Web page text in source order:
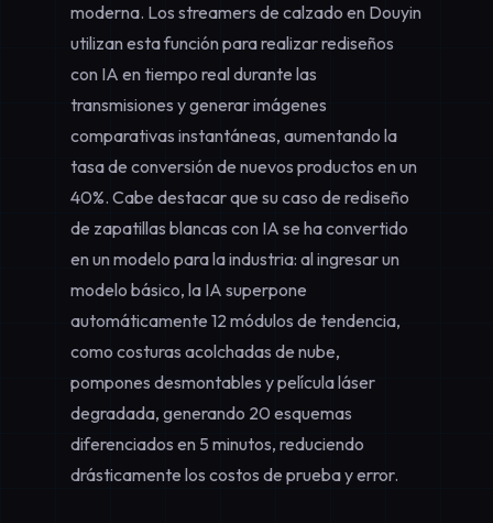
moderna. Los streamers de calzado en Douyin
utilizan esta función para realizar rediseños
con IA en tiempo real durante las
transmisiones y generar imágenes
comparativas instantáneas, aumentando la
tasa de conversión de nuevos productos en un
40%. Cabe destacar que su caso de rediseño
de zapatillas blancas con IA se ha convertido
en un modelo para la industria: al ingresar un
modelo básico, la IA superpone
automáticamente 12 módulos de tendencia,
como costuras acolchadas de nube,
pompones desmontables y película láser
degradada, generando 20 esquemas
diferenciados en 5 minutos, reduciendo
drásticamente los costos de prueba y error.